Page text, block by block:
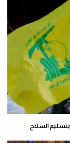
بتسليم السلاح